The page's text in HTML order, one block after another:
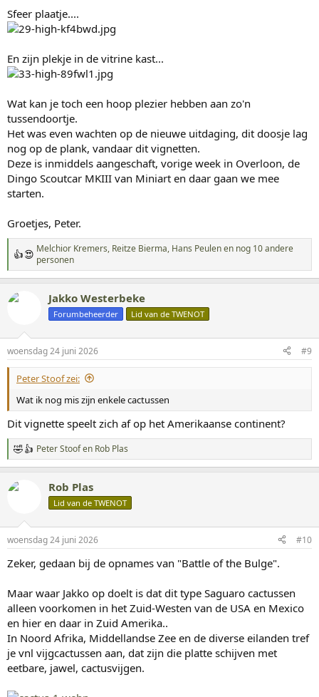
Sfeer plaatje....
En zijn plekje in de vitrine kast...
Wat kan je toch een hoop plezier hebben aan zo'n
tussendoortje.
Het was even wachten op de nieuwe uitdaging, dit doosje lag
nog op de plank, vandaar dit vignetten.
Deze is inmiddels aangeschaft, vorige week in Overloon, de
Dingo Scoutcar MKIII van Miniart en daar gaan we mee
starten.
Groetjes, Peter.
W
a
a
r
d
i
n
g
n
Melchior Kremers, Reitze Bierma, Hans Peulenen nog 10 andere
personen
Jakko Westerbeke
Forumbeheerder Lid van de TWENOT
woensdag 24 juni 2026 #9
Peter Stoof zei:
Wat ik nog mis zijn enkele cactussen
Dit vignette speelt zich af op het Amerikaanse continent?
W
a
r
n
e
:
Peter Stoofen Rob Plas
Rob Plas
Lid van de TWENOT
woensdag 24 juni 2026 #10
Zeker, gedaan bij de opnames van "Battle of the Bulge".
Maar waar Jakko op doelt is dat dit type Saguaro cactussen
alleen voorkomen in het Zuid-Westen van de USA en Mexico
en hier en daar in Zuid Amerika..
In Noord Afrika, Middellandse Zee en de diverse eilanden tref
je vnl vijgcactussen aan, dat zijn die platte schijven met
eetbare, jawel, cactusvijgen.